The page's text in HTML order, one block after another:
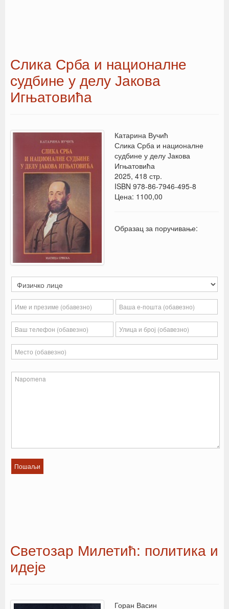
Слика Срба и националне
судбине у делу Јакова
Игњатовића
Катарина Вучић
Слика Срба и националне
судбине у делу Јакова
Игњатовића
2025, 418 стр.
ISBN 978-86-7946-495-8
Цена: 1100,00
Образац за поручивање:
Светозар Милетић: политика и
идеје
Горан Васин